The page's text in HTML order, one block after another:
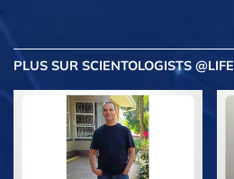
PLUS SUR SCIENTOLOGISTS @LIFE